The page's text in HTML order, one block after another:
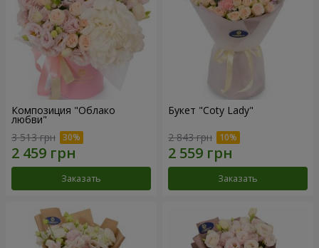
Композиция "Облако
любви"
3 513 грн
Заказать
Букет "Coty Lady"
2 843 грн
Заказать